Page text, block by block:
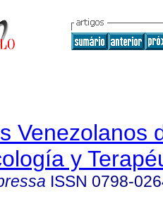
Venezolanos
y
ISSN 0798-